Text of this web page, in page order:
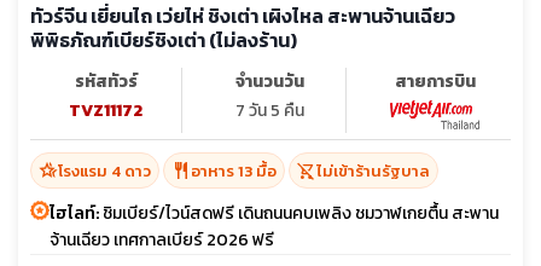
ทัวร์จีน เยี่ยนไถ เว่ยไห่ ชิงเต่า เผิงไหล สะพานจ้านเฉียว
พิพิธภัณฑ์เบียร์ชิงเต่า (ไม่ลงร้าน)
รหัสทัวร์
TVZ11172
จำนวนวัน
7 วัน 5 คืน
สายการบิน
hotel_classโรงแรม 4 ดาว restaurant อาหาร 13 มื้อ shopping_cart_offไม่เข้าร้านรัฐบาล
ไฮไลท์:ชิมเบียร์/ไวน์สดฟรี เดินถนนคบเพลิง ชมวาฬเกยตื้น สะพาน
จ้านเฉียว เทศกาลเบียร์ 2026 ฟรี